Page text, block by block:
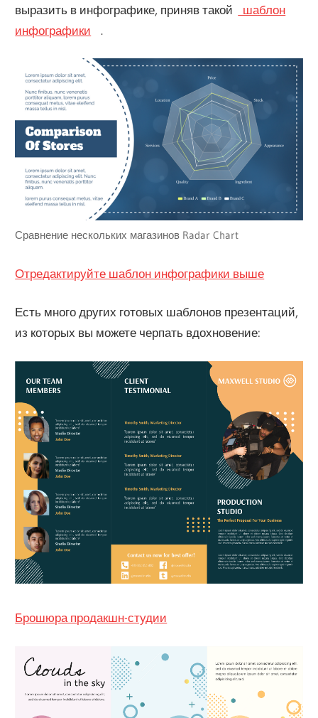
выразить в инфографике, приняв такой
шаблон
инфографики .
Сравнение нескольких магазинов Radar Chart
Отредактируйте шаблон инфографики выше
Есть много других готовых шаблонов презентаций,
из которых вы можете черпать вдохновение:
Брошюра продакшн-студии